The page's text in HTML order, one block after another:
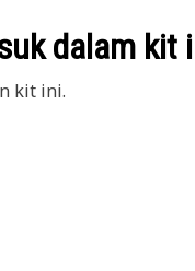
dalam kit
kit ini.